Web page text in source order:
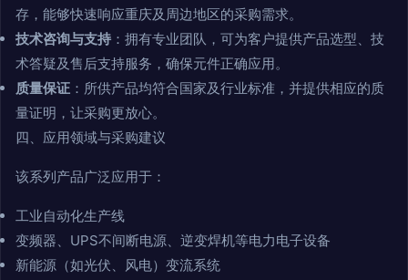
存，能够快速响应重庆及周边地区的采购需求。
技术咨询与支持 ：拥有专业团队，可为客户提供产品选型、技
术答疑及售后支持服务，确保元件正确应用。
质量保证 ：所供产品均符合国家及行业标准，并提供相应的质
量证明，让采购更放心。
四、应用领域与采购建议
该系列产品广泛应用于：
工业自动化生产线
变频器、UPS不间断电源、逆变焊机等电力电子设备
新能源（如光伏、风电）变流系统